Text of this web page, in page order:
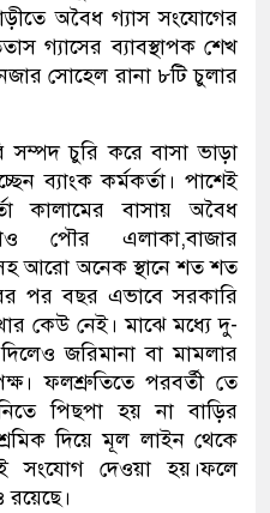
অবৈধ গ্যাস সংযোগের
গ্যাসের ব্যাবস্থাপক শেখ
সোহেল রানা ৮টি চুলার
সম্পদ চুরি করে বাসা ভাড়া
ব্যাংক কর্মকর্তা। পাশেই
কালামের বাসায় অবৈধ
পৌর এলাকা,বাজার
আরো অনেক স্থানে শত শত
পর বছর এভাবে সরকারি
কেউ নেই। মাঝে মধ্যে দু-
জরিমানা বা মামলার
ফলশ্রুতিতে পরবর্তী তে
পিছপা হয় না বাড়ির
দিয়ে মূল লাইন থেকে
সংযোগ দেওয়া হয়।ফলে
রয়েছে।